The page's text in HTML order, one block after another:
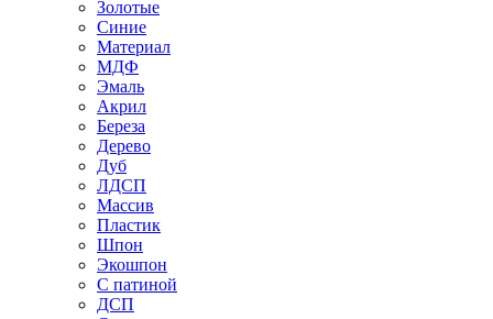
Золотые
Синие
Материал
МДФ
Эмаль
Акрил
Береза
Дерево
Дуб
ЛДСП
Массив
Пластик
Шпон
Экошпон
С патиной
ДСП